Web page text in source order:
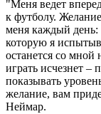
"Меня ведет
к футболу.
меня каждый день:
которую я
останется со
играть исчезнет –
показывать
желание, вам
Неймар.